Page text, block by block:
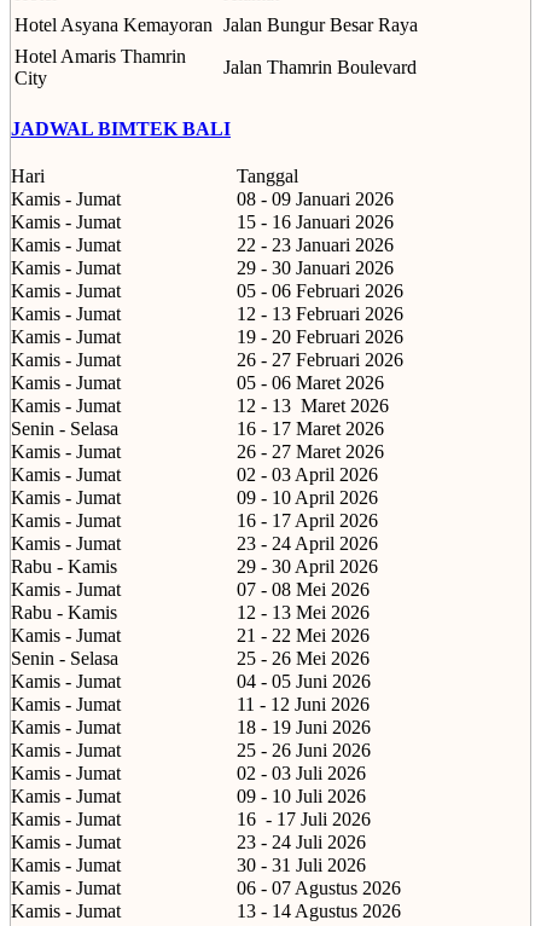
Hotel Asyana Kemayoran Jalan Bungur Besar Raya
Hotel Amaris Thamrin
City
Jalan Thamrin Boulevard
JADWAL BIMTEK BALI
Hari
Tanggal
Kamis - Jumat
08 - 09 Januari 2026
Kamis - Jumat
15 - 16 Januari 2026
Kamis - Jumat
22 - 23 Januari 2026
Kamis - Jumat
29 - 30 Januari 2026
Kamis - Jumat
05 - 06 Februari 2026
Kamis - Jumat
12 - 13 Februari 2026
Kamis - Jumat
19 - 20 Februari 2026
Kamis - Jumat
26 - 27 Februari 2026
Kamis - Jumat
05 - 06 Maret 2026
Kamis - Jumat
12 - 13 Maret 2026
Senin - Selasa
16 - 17 Maret 2026
Kamis - Jumat
26 - 27 Maret 2026
Kamis - Jumat
02 - 03 April 2026
Kamis - Jumat
09 - 10 April 2026
Kamis - Jumat
16 - 17 April 2026
Kamis - Jumat
23 - 24 April 2026
Rabu - Kamis
29 - 30 April 2026
Kamis - Jumat
07 - 08 Mei 2026
Rabu - Kamis
12 - 13 Mei 2026
Kamis - Jumat
21 - 22 Mei 2026
Senin - Selasa
25 - 26 Mei 2026
Kamis - Jumat
04 - 05 Juni 2026
Kamis - Jumat
11 - 12 Juni 2026
Kamis - Jumat
18 - 19 Juni 2026
Kamis - Jumat
25 - 26 Juni 2026
Kamis - Jumat
02 - 03 Juli 2026
Kamis - Jumat
09 - 10 Juli 2026
Kamis - Jumat
16 - 17 Juli 2026
Kamis - Jumat
23 - 24 Juli 2026
Kamis - Jumat
30 - 31 Juli 2026
Kamis - Jumat
06 - 07 Agustus 2026
Kamis - Jumat
13 - 14 Agustus 2026